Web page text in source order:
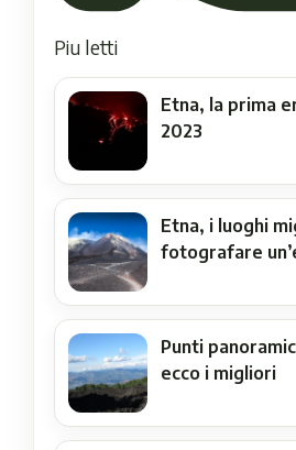
Piu letti
Etna, la prima
2023
Etna, i luoghi
fotografare
Punti
ecco i migliori